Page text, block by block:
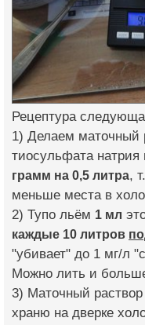
Рецептура
1) Делаем маточный
тиосульфата
грамм на 0,5 литра,
меньше места в
2) Тупо льём 1 мл
каждые 10 литров
"убивает" до 1 мг/л
Можно лить и
3) Маточный
храню на дверке